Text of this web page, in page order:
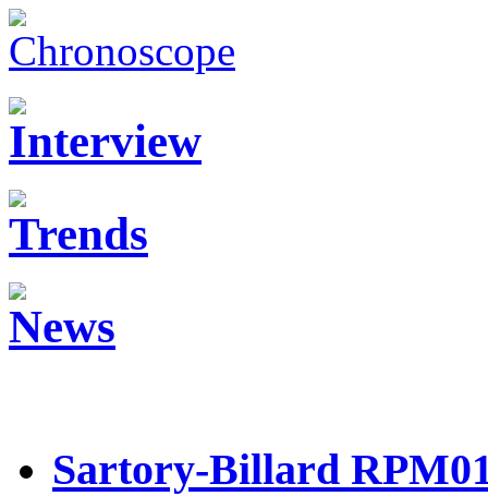
Sartory-Billard